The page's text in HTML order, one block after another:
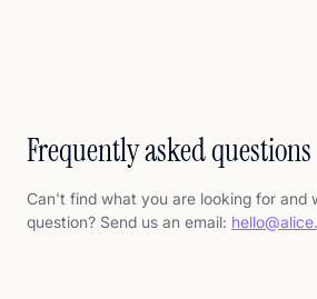
Frequently asked questions
Can't find what you are looking for and
question? Send us an email: